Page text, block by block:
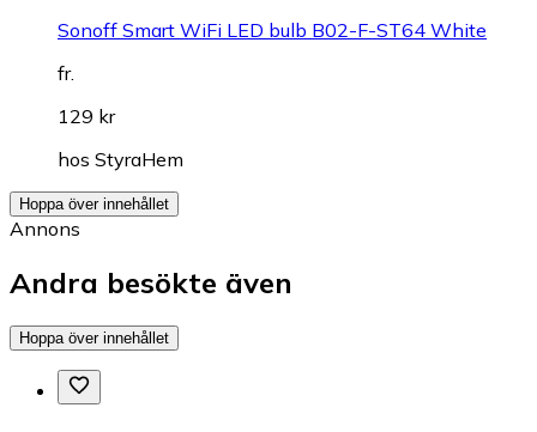
Sonoff Smart WiFi LED bulb B02-F-ST64 White
fr.
129 kr
hos StyraHem
Hoppa över innehållet
Annons
Andra besökte även
Hoppa över innehållet